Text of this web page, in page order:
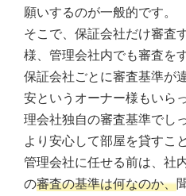
願いするのが一般的です。
そこで、保証会社だけ審査
様、管理会社内でも審査を
保証会社ごとに審査基準が
安というオーナー様もいら
理会社独自の審査基準でし
より安心して部屋を貸すこ
管理会社に任せる前は、社
の審査の基準は何なのか、